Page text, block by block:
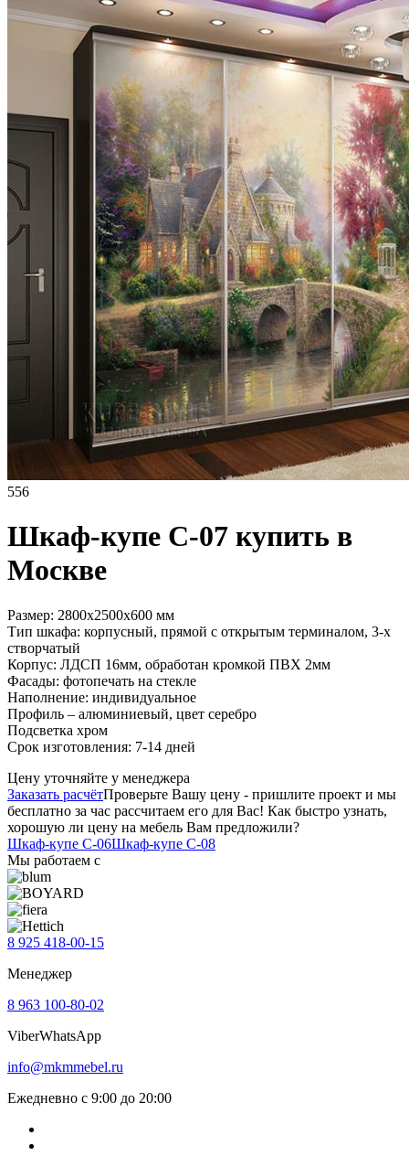
556
Шкаф-купе C-07 купить в
Москве
Размер: 2800х2500х600 мм
Тип шкафа: корпусный, прямой с открытым терминалом, 3-х
створчатый
Корпус: ЛДСП 16мм, обработан кромкой ПВХ 2мм
Фасады: фотопечать на стекле
Наполнение: индивидуальное
Профиль – алюминиевый, цвет серебро
Подсветка хром
Срок изготовления: 7-14 дней
Цену уточняйте у менеджера
Заказать расчётПроверьте Вашу цену - пришлите проект и мы
бесплатно за час рассчитаем его для Вас! Как быстро узнать,
хорошую ли цену на мебель Вам предложили?
Шкаф-купе C-06Шкаф-купе C-08
Мы работаем с
8 925 418-00-15
Менеджер
8 963 100-80-02
ViberWhatsApp
info@mkmmebel.ru
Ежедневно с 9:00 до 20:00